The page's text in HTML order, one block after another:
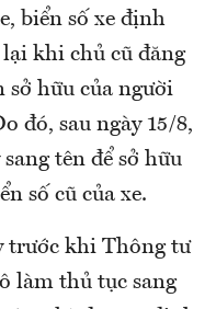
biển số xe định
lại khi chủ cũ đăng
sở hữu của người
đó, sau ngày 15/8,
tên để sở hữu
số cũ của xe.
trước khi Thông tư
làm thủ tục sang